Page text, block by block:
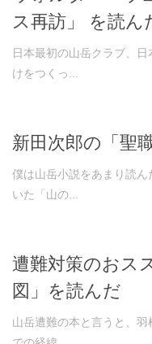
ス再訪」 を読ん
日本最初の山岳クラブ、
けをつくっ...
新田次郎の「聖
僕は山岳小説をあまり読
いた「山の...
遭難対策のおス
図」を読んだ
山岳遭難の本と言うと、